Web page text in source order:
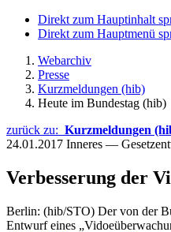
Direkt zum Hauptinhalt
Direkt zum Hauptmenü
Webarchiv
Presse
Kurzmeldungen (hib)
Heute im Bundestag (hib)
zurück zu: Kurzmeldungen
24.01.2017 Inneres —
Verbesserung der
Berlin: (hib/STO) Der von der
Entwurf eines